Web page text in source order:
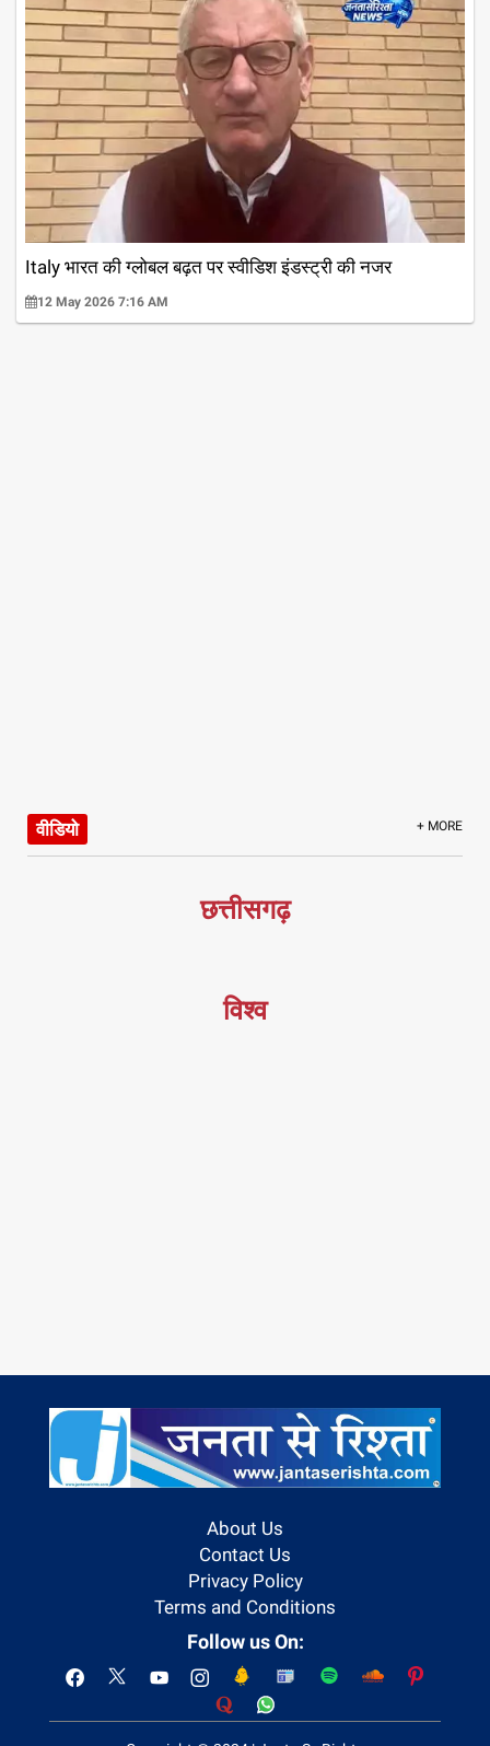
Italy भारत की ग्लोबल बढ़त पर स्वीडिश इंडस्ट्री की नजर
12 May 2026 7:16 AM
वीडियो + MORE
छत्तीसगढ़
विश्व
About Us
Contact Us
Privacy Policy
Terms and Conditions
Follow us On: